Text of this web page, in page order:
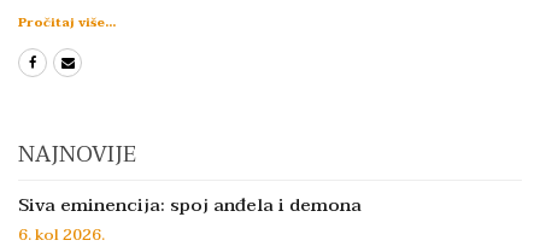
Pročitaj više...
NAJNOVIJE
Siva eminencija: spoj anđela i demona
6. kol 2026.